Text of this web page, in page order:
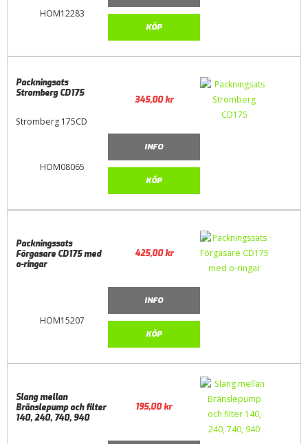
HOM12283
KÖP
HOM08065
Packningsats
Stromberg CD175
Stromberg 175CD
345,00kr
INFO
KÖP
HOM15207
Packningssats
Förgasare CD175 med
o-ringar
425,00kr
INFO
KÖP
Slang mellan
Bränslepump och filter
140, 240, 740, 940
195,00kr